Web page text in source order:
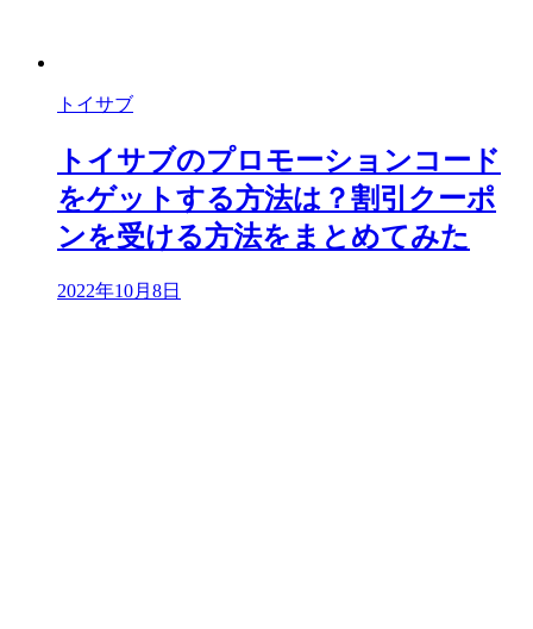
トイサブ
トイサブのプロモーションコード
をゲットする方法は？割引クーポ
ンを受ける方法をまとめてみた
2022年10月8日